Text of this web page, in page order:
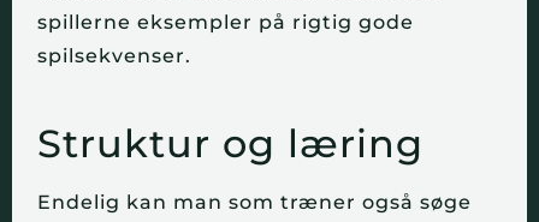
spillerne eksempler på rigtig gode
spilsekvenser.
Struktur og læring
Endelig kan man som træner også søge